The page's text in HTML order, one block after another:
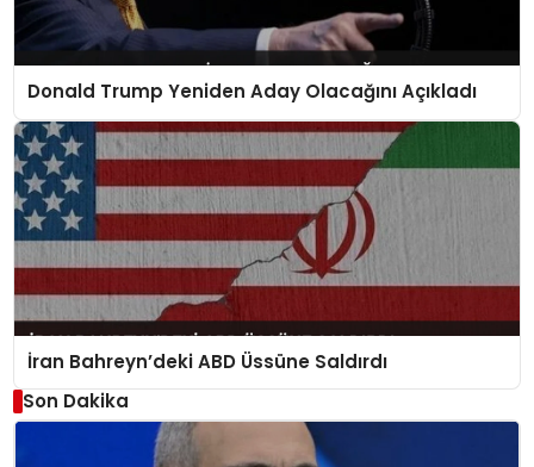
Donald Trump Yeniden Aday Olacağını Açıkladı
İran Bahreyn’deki ABD Üssüne Saldırdı
Son Dakika